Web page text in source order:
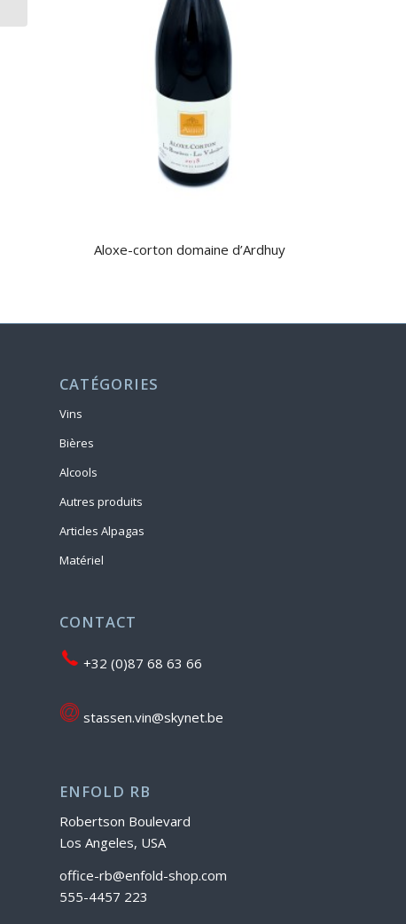
Aloxe-corton domaine d’Ardhuy
CATÉGORIES
Vins
Bières
Alcools
Autres produits
Articles Alpagas
Matériel
CONTACT
+32 (0)87 68 63 66
stassen.vin@skynet.be
ENFOLD RB
Robertson Boulevard
Los Angeles, USA
office-rb@enfold-shop.com
555-4457 223